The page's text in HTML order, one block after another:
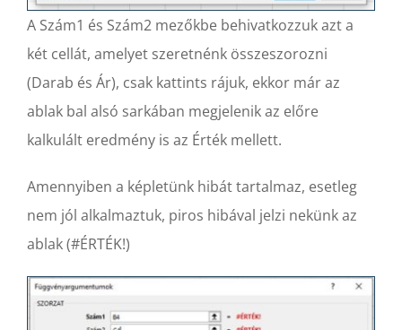
A Szám1 és Szám2 mezőkbe behivatkozzuk azt a
két cellát, amelyet szeretnénk összeszorozni
(Darab és Ár), csak kattints rájuk, ekkor már az
ablak bal alsó sarkában megjelenik az előre
kalkulált eredmény is az Érték mellett.
Amennyiben a képletünk hibát tartalmaz, esetleg
nem jól alkalmaztuk, piros hibával jelzi nekünk az
ablak (#ÉRTÉK!)